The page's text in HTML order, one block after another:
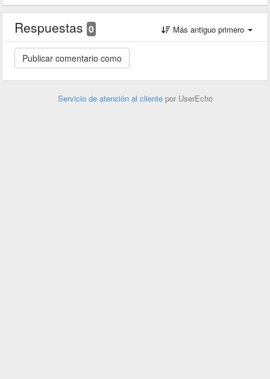
Respuestas 0 Más antiguo primero
Servicio de atención al cliente por UserEcho